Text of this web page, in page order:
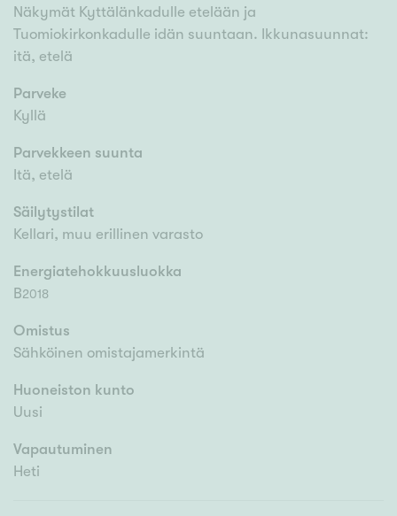
Näkymät Kyttälänkadulle etelään ja
Tuomiokirkonkadulle idän suuntaan. Ikkunasuunnat:
itä, etelä
Parveke
Kyllä
Parvekkeen suunta
Itä, etelä
Säilytystilat
Kellari, muu erillinen varasto
Energiatehokkuusluokka
B2018
Omistus
Sähköinen omistajamerkintä
Huoneiston kunto
Uusi
Vapautuminen
Heti